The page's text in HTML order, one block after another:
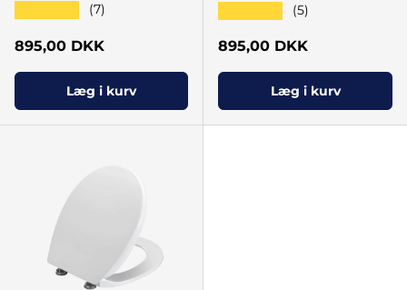
(7)
Normal pris
895,00 DKK
Læg i kurv
(5)
Normal pris
895,00 DKK
Læg i kurv